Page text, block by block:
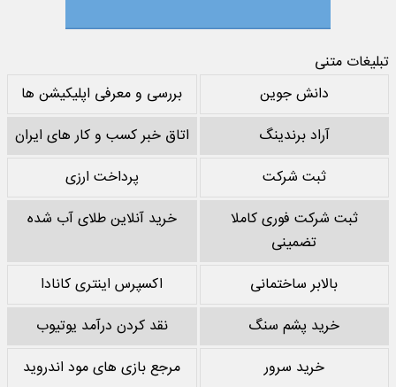
تبلیغات متنی
دانش جوین
بررسی و معرفی اپلیکیشن ها
آراد برندینگ
اتاق خبر کسب و کار های ایران
ثبت شرکت
پرداخت ارزی
ثبت شرکت فوری کاملا
تضمینی
خرید آنلاین طلای آب شده
بالابر ساختمانی
اکسپرس اینتری کانادا
خرید پشم سنگ
نقد کردن درآمد یوتیوب
خرید سرور
مرجع بازی های مود اندروید